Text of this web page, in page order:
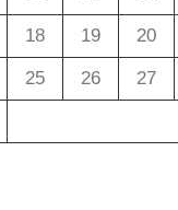
18 19 20
25 26 27